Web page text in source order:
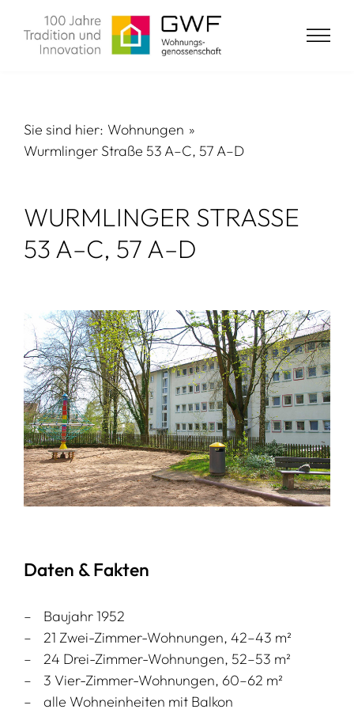
Inhalt
springen
Wohnen
Aktuelles
Service
nach:
Sie sind hier: Wohnungen
Wurmlinger Straße 53 A–C, 57 A–D
WURMLINGER STRASSE 5
3 A–C, 57 A–D
Daten & Fakten
Baujahr 1952
21 Zwei-Zimmer-Wohnungen, 42–43 m²
24 Drei-Zimmer-Wohnungen, 52–53 m²
3 Vier-Zimmer-Wohnungen, 60–62 m²
alle Wohneinheiten mit Balkon